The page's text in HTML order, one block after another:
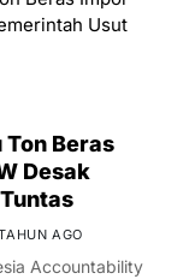
Ton Beras
Desak
AGO
Accountability